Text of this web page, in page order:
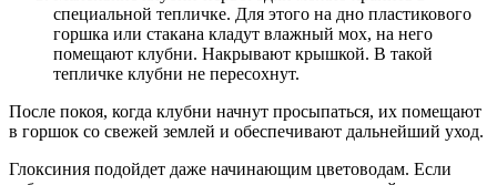
специальной тепличке. Для этого на дно пластикового
горшка или стакана кладут влажный мох, на него
помещают клубни. Накрывают крышкой. В такой
тепличке клубни не пересохнут.
После покоя, когда клубни начнут просыпаться, их помещают
в горшок со свежей землей и обеспечивают дальнейший уход.
Глоксиния подойдет даже начинающим цветоводам. Если